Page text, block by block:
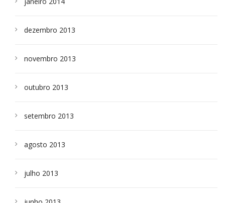
dezembro 2013
novembro 2013
outubro 2013
setembro 2013
agosto 2013
julho 2013